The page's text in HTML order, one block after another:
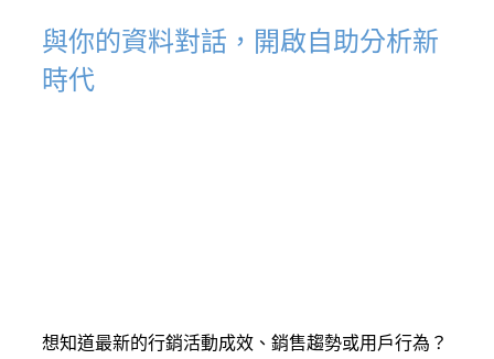
與你的資料對話，開啟自助分析新
時代
想知道最新的行銷活動成效、銷售趨勢或用戶行為？